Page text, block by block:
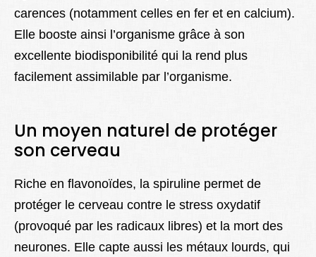
carences (notamment celles en fer et en calcium).
Elle booste ainsi l’organisme grâce à son
excellente biodisponibilité qui la rend plus
facilement assimilable par l’organisme.
Un moyen naturel de protéger
son cerveau
Riche en flavonoïdes, la spiruline permet de
protéger le cerveau contre le stress oxydatif
(provoqué par les radicaux libres) et la mort des
neurones. Elle capte aussi les métaux lourds, qui